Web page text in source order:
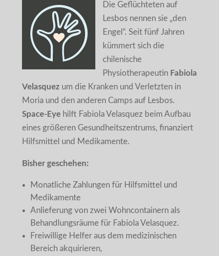
Die Geflüchteten auf
Lesbos nennen sie „den
Engel“. Seit fünf Jahren
kümmert sich die
chilenische
Physiotherapeutin Fabiola
Velasquezum die Kranken und Verletzten in
Moria und den anderen Camps auf Lesbos.
Space-Eyehilft Fabiola Velasquez beim Aufbau
eines größeren Gesundheitszentrums, finanziert
Hilfsmittel und Medikamente.
Bisher geschehen:
Monatliche Zahlungen für Hilfsmittel und
Medikamente
Anlieferung von zwei Wohncontainern als
Behandlungsräume für Fabiola Velasquez.
Freiwillige Helfer aus dem medizinischen
Bereich akquirieren,